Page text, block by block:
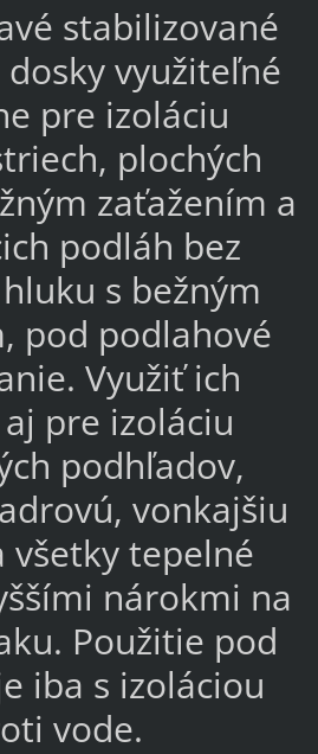
stabilizované
využiteľné
pre izoláciu
plochých
zaťažením a
podláh bez
s bežným
pod podlahové
Využiť ich
pre izoláciu
podhľadov,
vonkajšiu
všetky tepelné
nárokmi na
Použitie pod
iba s izoláciou
vode.